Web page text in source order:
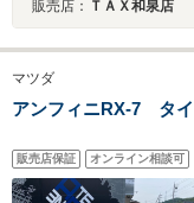
販売店： ＴＡＸ和泉店
マツダ
アンフィニRX-7 タイ
販売店保証 オンライン相談可